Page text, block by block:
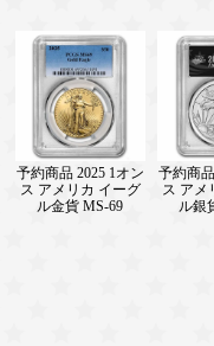
予約商品 2025 1オン
ス アメリカ イーグ
ル金貨 MS-69
予約商
ス アメ
ル銀